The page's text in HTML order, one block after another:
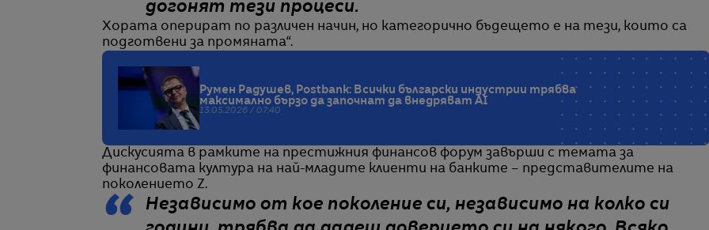
догонят тези процеси.
Хората оперират по различен начин, но категорично бъдещето е на тези, които са
подготвени за промяната“.
Румен Радушев, Postbank: Всички български индустрии трябва
максимално бързо да започнат да внедряват AI
13.05.2026 / 07:40
Дискусията в рамките на престижния финансов форум завърши с темата за
финансовата култура на най-младите клиенти на банките – представителите на
поколението Z.
Независимо от кое поколение си, независимо на колко си